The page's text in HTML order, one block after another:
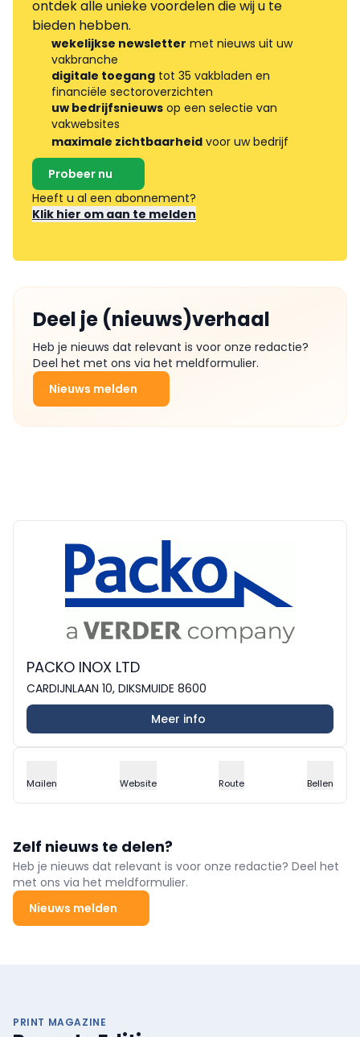
ontdek alle unieke voordelen die wij u te
bieden hebben.
wekelijkse newsletter met nieuws uit uw
vakbranche
digitale toegang tot 35 vakbladen en
financiële sectoroverzichten
uw bedrijfsnieuws op een selectie van
vakwebsites
maximale zichtbaarheid voor uw bedrijf
Probeer nu
Heeft u al een abonnement?
Klik hier om aan te melden
Deel je (nieuws)verhaal
Heb je nieuws dat relevant is voor onze redactie?
Deel het met ons via het meldformulier.
Nieuws melden
PACKO INOX LTD
CARDIJNLAAN 10, DIKSMUIDE 8600
Meer info
Mailen Website Route Bellen
Zelf nieuws te delen?
Heb je nieuws dat relevant is voor onze redactie? Deel het
met ons via het meldformulier.
Nieuws melden
PRINT MAGAZINE